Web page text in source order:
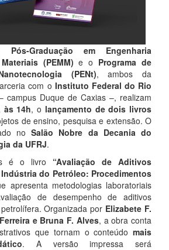
Pós-Graduação em Engenharia
(PEMM) e o Programa de
(PENt), ambos da
com o Instituto Federal do Rio
campus Duque de Caxias –, realizam
às 14h, o lançamento de dois livros
de ensino, pesquisa e extensão. O
no Salão Nobre da Decania do
da UFRJ.
é o livro “Avaliação de Aditivos
do Petróleo: Procedimentos
apresenta metodologias laboratoriais
de desempenho de aditivos
Organizada por Elizabete F.
e Bruna F. Alves, a obra conta
que tornam o conteúdo mais
. A versão impressa será